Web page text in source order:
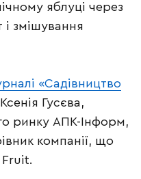
яблуці через
і змішування
«Садівництво
Гусєва,
ринку АПК-Інформ,
компанії, що
Fruit.